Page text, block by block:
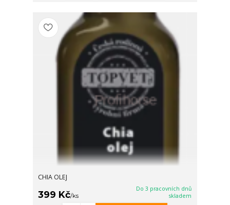
CHIA OLEJ
399 Kč/ks
Do 3 pracovních dnů
skladem